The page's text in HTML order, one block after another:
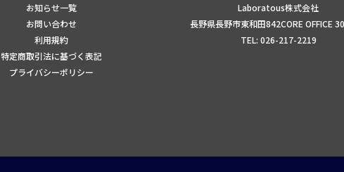
お知らせ一覧
お問い合わせ
利用規約
特定商取引法に基づく表記
プライバシーポリシー
Laboratous株式会社
長野県長野市東和田842CORE OFFICE
TEL: 026-217-2219